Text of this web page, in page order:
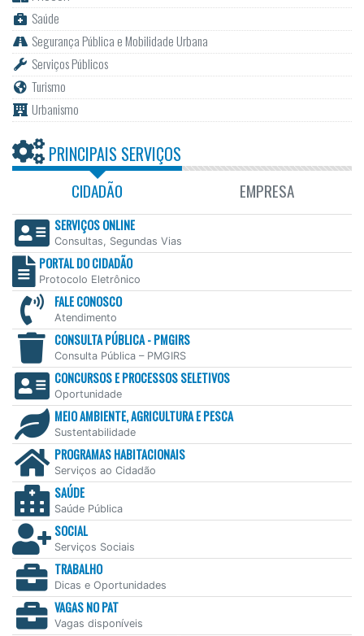
Saúde
Segurança Pública e Mobilidade Urbana
Serviços Públicos
Turismo
Urbanismo
PRINCIPAIS SERVIÇOS
CIDADÃO EMPRESA
SERVIÇOS ONLINE
Consultas, Segundas Vias
PORTAL DO CIDADÃO
Protocolo Eletrônico
FALE CONOSCO
Atendimento
CONSULTA PÚBLICA - PMGIRS
Consulta Pública – PMGIRS
CONCURSOS E PROCESSOS SELETIVOS
Oportunidade
MEIO AMBIENTE, AGRICULTURA E PESCA
Sustentabilidade
PROGRAMAS HABITACIONAIS
Serviços ao Cidadão
SAÚDE
Saúde Pública
SOCIAL
Serviços Sociais
TRABALHO
Dicas e Oportunidades
VAGAS NO PAT
Vagas disponíveis